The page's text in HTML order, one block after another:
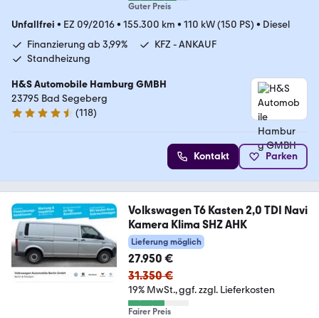
Guter Preis
Unfallfrei • EZ 09/2016• 155.300 km • 110 kW (150 PS) • Diesel
Finanzierung ab 3,99%
KFZ - ANKAUF
Standheizung
H&S Automobile Hamburg GMBH
23795 Bad Segeberg
4.6 Sterne
(118)
Kontakt Parken
Volkswagen T6 Kasten 2,0 TDI Navi
Kamera Klima SHZ AHK
Lieferung möglich
27.950 €
31.350 €
19% MwSt. ggf. zzgl. Lieferkosten
Fairer Preis